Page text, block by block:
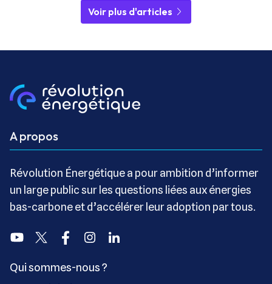
Voir plus d'articles
A propos
Révolution Énergétique a pour ambition d’informer
un large public sur les questions liées aux énergies
bas-carbone et d’accélérer leur adoption par tous.
YoutubeTwitter FacebookInstagramLinkedin
Qui sommes-nous ?